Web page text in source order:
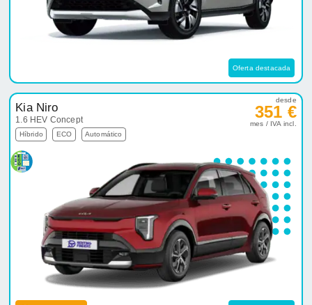
Oferta destacada
Kia Niro
1.6 HEV Concept
Híbrido ECO Automático
desde
351 €
mes / IVA incl.